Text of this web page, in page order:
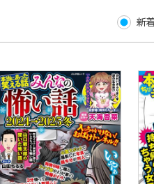
新